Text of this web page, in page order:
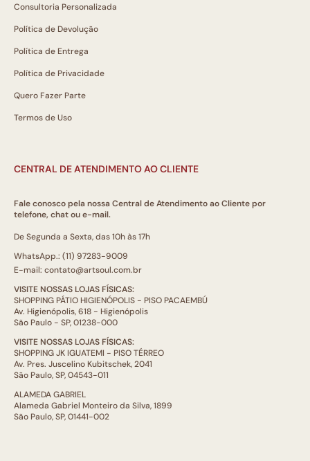
Consultoria Personalizada
Política de Devolução
Política de Entrega
Política de Privacidade
Quero Fazer Parte
Termos de Uso
CENTRAL DE ATENDIMENTO AO CLIENTE
Fale conosco pela nossa Central de Atendimento ao Cliente por
telefone, chat ou e-mail.
De Segunda a Sexta, das 10h às 17h
WhatsApp.: (11) 97283-9009
E-mail: contato@artsoul.com.br
VISITE NOSSAS LOJAS FÍSICAS:
SHOPPING PÁTIO HIGIENÓPOLIS - PISO PACAEMBÚ
Av. Higienópolis, 618 - Higienópolis
São Paulo - SP, 01238-000
VISITE NOSSAS LOJAS FÍSICAS:
SHOPPING JK IGUATEMI - PISO TÉRREO
Av. Pres. Juscelino Kubitschek, 2041
São Paulo, SP, 04543-011
ALAMEDA GABRIEL
Alameda Gabriel Monteiro da Silva, 1899
São Paulo, SP, 01441-002